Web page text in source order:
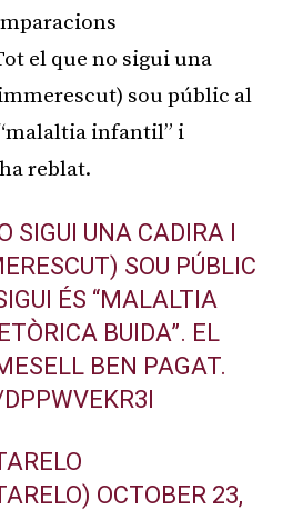
el que no sigui una
sou públic al
infantil” i
reblat.
SIGUI UNA CADIRA I
SOU PÚBLIC
ÉS “MALALTIA
BUIDA”. EL
BEN PAGAT.
OCTOBER 23,